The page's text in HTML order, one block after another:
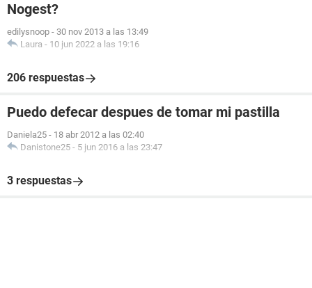
Nogest?
edilysnoop - 30 nov 2013 a las 13:49
Laura - 10 jun 2022 a las 19:16
206 respuestas
Puedo defecar despues de tomar mi pastilla
Daniela25 - 18 abr 2012 a las 02:40
Danistone25 - 5 jun 2016 a las 23:47
3 respuestas